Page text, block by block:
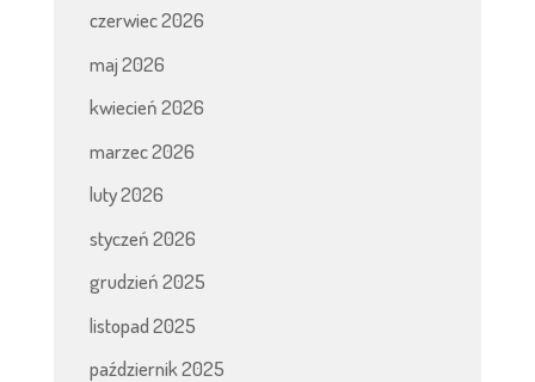
czerwiec 2026
maj 2026
kwiecień 2026
marzec 2026
luty 2026
styczeń 2026
grudzień 2025
listopad 2025
październik 2025